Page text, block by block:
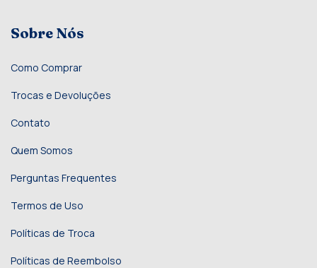
Sobre Nós
Como Comprar
Trocas e Devoluções
Contato
Quem Somos
Perguntas Frequentes
Termos de Uso
Políticas de Troca
Políticas de Reembolso